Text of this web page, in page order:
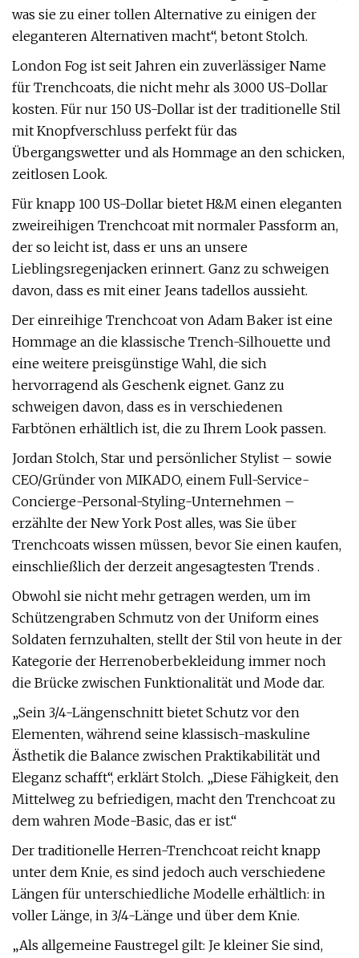
was sie zu einer tollen Alternative zu einigen der
eleganteren Alternativen macht“, betont Stolch.
London Fog ist seit Jahren ein zuverlässiger Name
für Trenchcoats, die nicht mehr als 3.000 US-Dollar
kosten. Für nur 150 US-Dollar ist der traditionelle Stil
mit Knopfverschluss perfekt für das
Übergangswetter und als Hommage an den schicken,
zeitlosen Look.
Für knapp 100 US-Dollar bietet H&M einen eleganten
zweireihigen Trenchcoat mit normaler Passform an,
der so leicht ist, dass er uns an unsere
Lieblingsregenjacken erinnert. Ganz zu schweigen
davon, dass es mit einer Jeans tadellos aussieht.
Der einreihige Trenchcoat von Adam Baker ist eine
Hommage an die klassische Trench-Silhouette und
eine weitere preisgünstige Wahl, die sich
hervorragend als Geschenk eignet. Ganz zu
schweigen davon, dass es in verschiedenen
Farbtönen erhältlich ist, die zu Ihrem Look passen.
Jordan Stolch, Star und persönlicher Stylist – sowie
CEO/Gründer von MIKADO, einem Full-Service-
Concierge-Personal-Styling-Unternehmen –
erzählte der New York Post alles, was Sie über
Trenchcoats wissen müssen, bevor Sie einen kaufen,
einschließlich der derzeit angesagtesten Trends .
Obwohl sie nicht mehr getragen werden, um im
Schützengraben Schmutz von der Uniform eines
Soldaten fernzuhalten, stellt der Stil von heute in der
Kategorie der Herrenoberbekleidung immer noch
die Brücke zwischen Funktionalität und Mode dar.
„Sein 3/4-Längenschnitt bietet Schutz vor den
Elementen, während seine klassisch-maskuline
Ästhetik die Balance zwischen Praktikabilität und
Eleganz schafft“, erklärt Stolch. „Diese Fähigkeit, den
Mittelweg zu befriedigen, macht den Trenchcoat zu
dem wahren Mode-Basic, das er ist.“
Der traditionelle Herren-Trenchcoat reicht knapp
unter dem Knie, es sind jedoch auch verschiedene
Längen für unterschiedliche Modelle erhältlich: in
voller Länge, in 3/4-Länge und über dem Knie.
„Als allgemeine Faustregel gilt: Je kleiner Sie sind,